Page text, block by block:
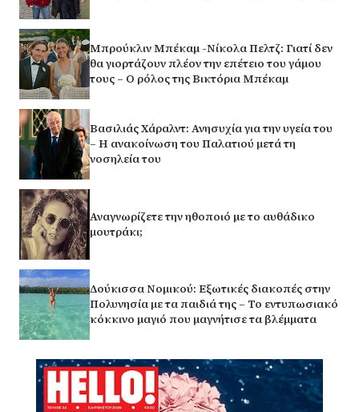
Μπρούκλιν Μπέκαμ -Νίκολα Πελτζ: Γιατί δεν
θα γιορτάζουν πλέον την επέτειο του γάμου
τους – Ο ρόλος της Βικτόρια Μπέκαμ
Βασιλιάς Χάραλντ: Ανησυχία για την υγεία του
– Η ανακοίνωση του Παλατιού μετά τη
νοσηλεία του
Αναγνωρίζετε την ηθοποιό με το αυθάδικο
μουτράκι;
Δούκισσα Νομικού: Εξωτικές διακοπές στην
Πολυνησία με τα παιδιά της – Το εντυπωσιακό
κόκκινο μαγιό που μαγνήτισε τα βλέμματα